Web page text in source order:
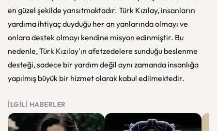
en güzel şekilde yansıtmaktadır. Türk Kızılay, insanların
yardıma ihtiyaç duyduğu her an yanlarında olmayı ve
onlara destek olmayı kendine misyon edinmiştir. Bu
nedenle, Türk Kızılay'ın afetzedelere sunduğu beslenme
desteği, sadece bir yardım değil aynı zamanda insanlığa
yapılmış büyük bir hizmet olarak kabul edilmektedir.
İLGILI HABERLER